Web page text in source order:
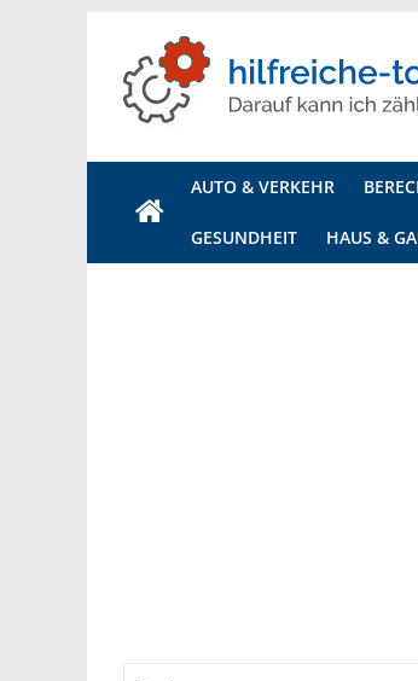
Hilfreiche
Tools
Ihr
Onlineportal
AUTO & VERKEHR
GESUNDHEIT HAUS &